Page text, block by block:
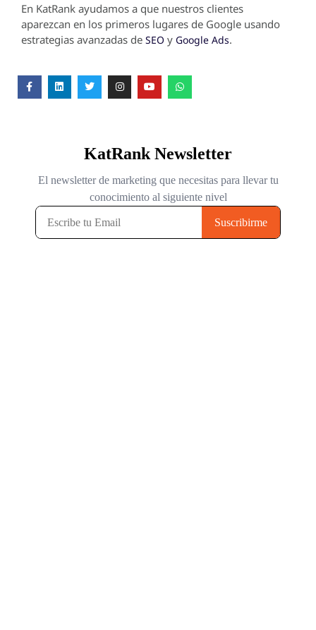
En KatRank ayudamos a que nuestros clientes
aparezcan en los primeros lugares de Google usando
estrategias avanzadas de SEO y Google Ads.